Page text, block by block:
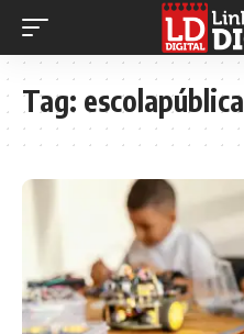
Tag: escolapública